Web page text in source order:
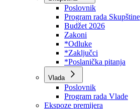
Dokumenti
Skupština
Poslovnik
Program rada Skupštine
Budžet 2026
Zakoni
*Odluke
*Zaključci
*Poslanička pitanja
Vlada